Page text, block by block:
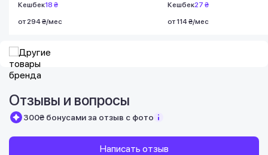
Кешбек18 ₴
от 294 ₴/мес
Кешбек27 ₴
от 114 ₴/мес
Отзывы и вопросы
300₴ бонусами за отзыв с фото
Написать отзыв